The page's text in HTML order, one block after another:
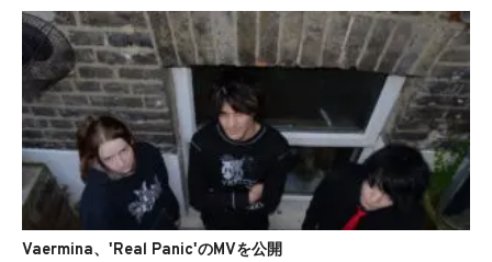
Vaermina、'Real Panic'のMVを公開